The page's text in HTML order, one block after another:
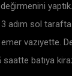
sol
vazıyette.
batıya